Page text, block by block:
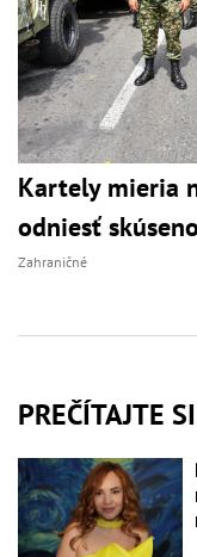
Kartely mieria
odniesť
Zahraničné
PREČÍTAJTE